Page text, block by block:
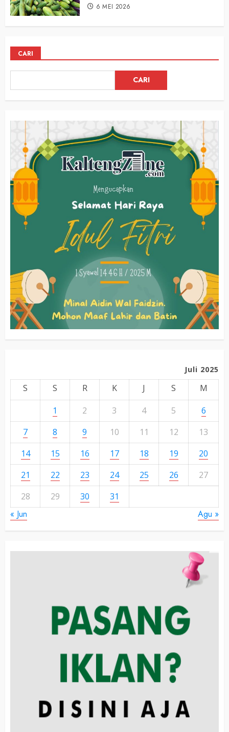
6 MEI 2026
CARI
CARI
Juli 2025
S S R K J S
M
1
2 3 4 5
6
7
8 9 10 11 12
13
14
15 16 17 18 19
20
21
22 23 24 25 26
27
28
29 30 31
« Jun Agu »